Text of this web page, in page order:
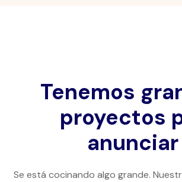
Tenemos
proyectos
anunciar
Se está cocinando algo grande.